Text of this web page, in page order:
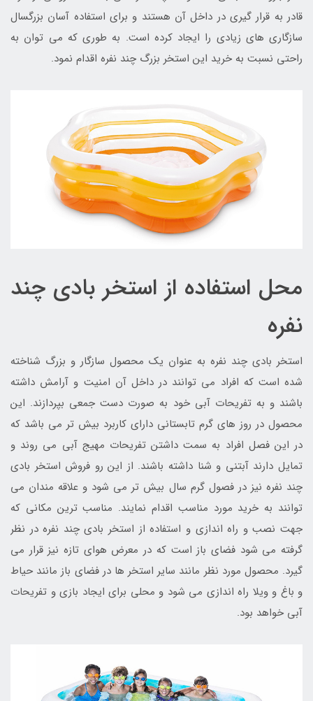
قادر به قرار گیری در داخل آن هستند و برای استفاده آسان بزرگسال
سازگاری های زیادی را ایجاد کرده است. به طوری که می توان به
راحتی نسبت به خرید این استخر بزرگ چند نفره اقدام نمود.
محل استفاده از استخر بادی چند
نفره
استخر بادی چند نفره به عنوان یک محصول سازگار و بزرگ شناخته
شده است که افراد می توانند در داخل آن امنیت و آرامش داشته
باشند و به تفریحات آبی خود به صورت دست جمعی بپردازند. این
محصول در روز های گرم تابستانی دارای کاربرد بیش تر می باشد که
در این فصل افراد به سمت داشتن تفریحات مهیج آبی می روند و
تمایل دارند آبتنی و شنا داشته باشند. از این رو فروش استخر بادی
چند نفره نیز در فصول گرم سال بیش تر می شود و علاقه مندان می
توانند به خرید مورد مناسب اقدام نمایند. مناسب ترین مکانی که
جهت نصب و راه اندازی و استفاده از استخر بادی چند نفره در نظر
گرفته می شود فضای باز است که در معرض هوای تازه نیز قرار می
گیرد. محصول مورد نظر مانند سایر استخر ها در فضای باز مانند حیاط
و باغ و ویلا راه اندازی می شود و محلی برای ایجاد بازی و تفریحات
آبی خواهد بود.